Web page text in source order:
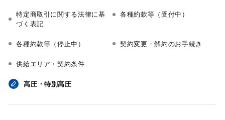
特定商取引に関する法律に基
づく表記
各種約款等（受付中）
各種約款等（停止中） 契約変更・解約のお手続き
供給エリア・契約条件
高圧・特別高圧